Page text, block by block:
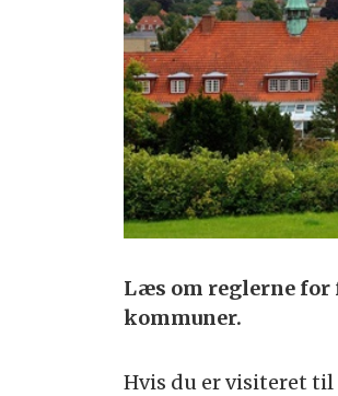
Læs om reglerne for
kommuner.
Hvis du er visiteret